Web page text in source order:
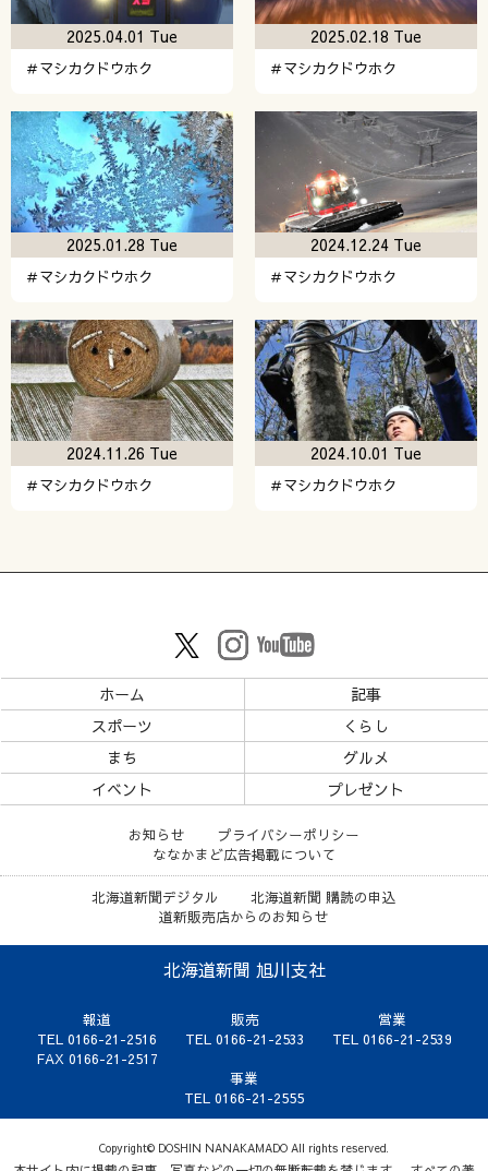
＃マシカクドウホク
2025.04.01 Tue
＃マシカクドウホク
2025.02.18 Tue
＃マシカクドウホク
2025.01.28 Tue
＃マシカクドウホク
2024.12.24 Tue
＃マシカクドウホク
2024.11.26 Tue
＃マシカクドウホク
2024.10.01 Tue
ホーム
記事
スポーツ
くらし
まち
グルメ
イベント
プレゼント
お知らせ
プライバシーポリシー
ななかまど広告掲載について
北海道新聞デジタル
北海道新聞 購読の申込
道新販売店からのお知らせ
北海道新聞 旭川支社
報道
TEL 0166-21-2516
FAX 0166-21-2517
販売
TEL 0166-21-2533
営業
TEL 0166-21-2539
事業
TEL 0166-21-2555
Copyright© DOSHIN NANAKAMADO All rights reserved.